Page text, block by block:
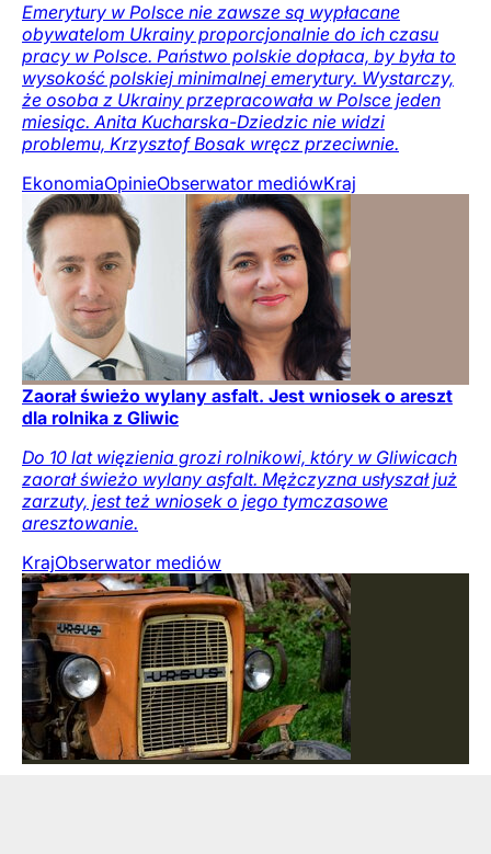
Emerytury w Polsce nie zawsze są wypłacane
obywatelom Ukrainy proporcjonalnie do ich czasu
pracy w Polsce. Państwo polskie dopłaca, by była to
wysokość polskiej minimalnej emerytury. Wystarczy,
że osoba z Ukrainy przepracowała w Polsce jeden
miesiąc. Anita Kucharska-Dziedzic nie widzi
problemu, Krzysztof Bosak wręcz przeciwnie.
EkonomiaOpinieObserwator mediówKraj
Zaorał świeżo wylany asfalt. Jest wniosek o areszt
dla rolnika z Gliwic
Do 10 lat więzienia grozi rolnikowi, który w Gliwicach
zaorał świeżo wylany asfalt. Mężczyzna usłyszał już
zarzuty, jest też wniosek o jego tymczasowe
aresztowanie.
KrajObserwator mediów